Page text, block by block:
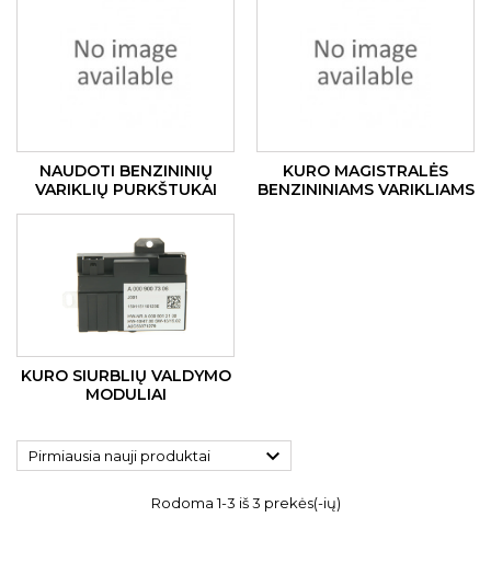
NAUDOTI BENZININIŲ
VARIKLIŲ PURKŠTUKAI
KURO MAGISTRALĖS
BENZININIAMS VARIKLIAMS
KURO SIURBLIŲ VALDYMO
MODULIAI
Pirmiausia nauji produktai 
Rodoma 1-3 iš 3 prekės(-ių)